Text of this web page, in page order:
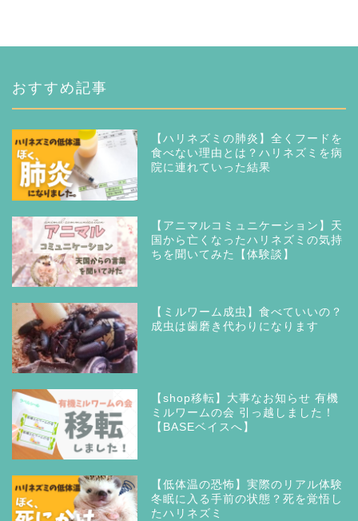
おすすめ記事
【ハリネズミの肺炎】全くフードを
食べない理由とは？ハリネズミを病
院に連れていった結果
【アニマルコミュニケーション】天
国から亡くなったハリネズミの気持
ちを聞いてみた【体験談】
【ミルワーム成虫】食べていいの？
成虫は歯磨き代わりになります
【shop移転】大事なお知らせ 有機
ミルワームの会 引っ越しました！
【BASEベイスへ】
【低体温の恐怖】実際のリアル体験
冬眠に入る手前の状態？死を覚悟し
たハリネズミ